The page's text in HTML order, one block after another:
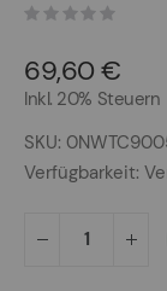
69,60 €
Inkl. 20% Steuern
SKU
Verfügbarkeit: